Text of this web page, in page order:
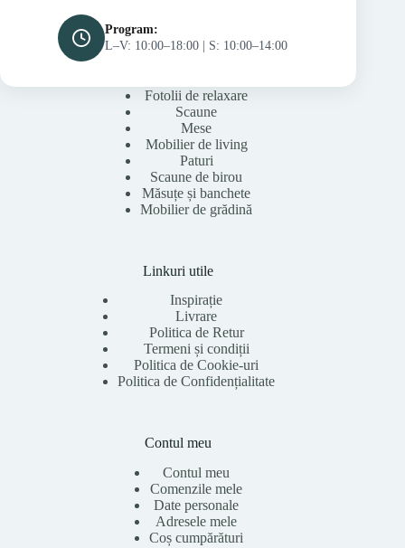
Program:
L–V: 10:00–18:00 | S: 10:00–14:00
Fotolii de relaxare
Scaune
Mese
Mobilier de living
Paturi
Scaune de birou
Măsuțe și banchete
Mobilier de grădină
Linkuri utile
Inspirație
Livrare
Politica de Retur
Termeni și condiții
Politica de Cookie-uri
Politica de Confidențialitate
Contul meu
Contul meu
Comenzile mele
Date personale
Adresele mele
Coș cumpărături